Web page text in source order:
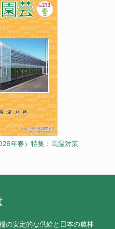
年春）特集：高温対策
の安定的な供給と日本の農林